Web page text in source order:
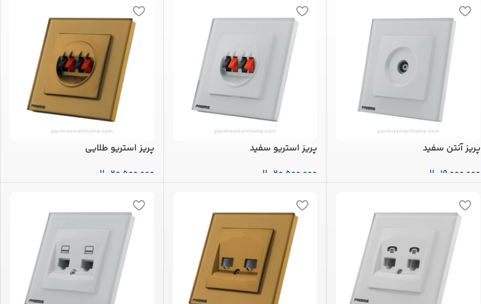
پریز آنتن سفید
19,000,000 ریال
پریز استریو سفید
20,500,000 ریال
پریز استریو طلایی
20,500,000 ریال